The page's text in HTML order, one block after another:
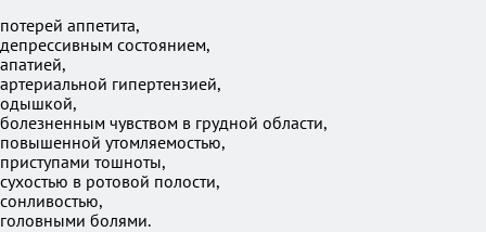
потерей аппетита,
депрессивным состоянием,
апатией,
артериальной гипертензией,
одышкой,
болезненным чувством в грудной области,
повышенной утомляемостью,
приступами тошноты,
сухостью в ротовой полости,
сонливостью,
головными болями.